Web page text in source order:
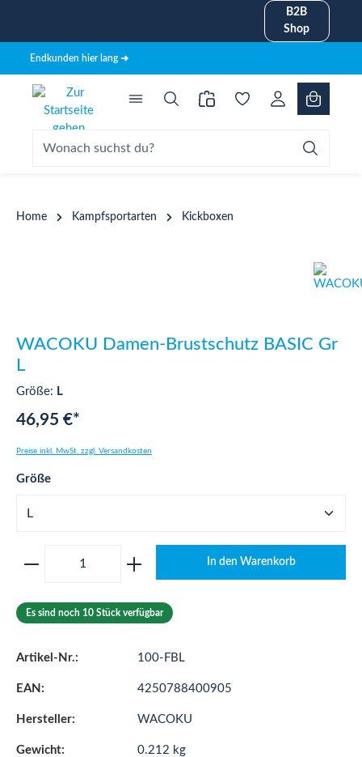
B2B
Shop
Endkunden hier lang ➜
Home Kampfsportarten Kickboxen
WACOKU Damen-Brustschutz BASIC Gr
L
Größe: L
46,95 €*
Preise inkl. MwSt. zzgl. Versandkosten
Größeauswählen
Produkt Anzahl: Gib den gewünschten
In den Warenkorb
Es sind noch 10 Stück verfügbar
Artikel-Nr.: 100-FBL
EAN: 4250788400905
Hersteller: WACOKU
Gewicht: 0.212 kg